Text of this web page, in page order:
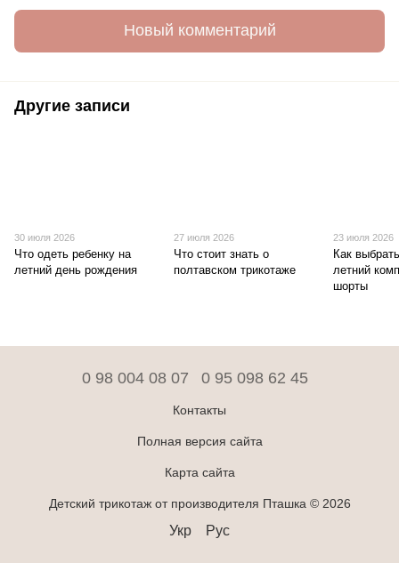
Новый комментарий
Другие записи
30 июля 2026
Что одеть ребенку на
летний день рождения
27 июля 2026
Что стоит знать о
полтавском трикотаже
23 июля 2026
Как
летний
шорты
0 98 004 08 07 0 95 098 62 45
Контакты
Полная версия сайта
Карта сайта
Детский трикотаж от производителя Пташка © 2026
Укр Рус